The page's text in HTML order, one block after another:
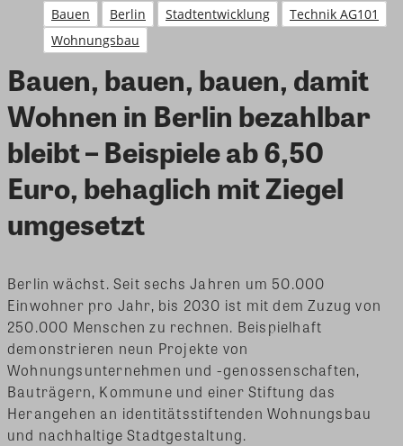
Bauen Berlin Stadtentwicklung
Technik AG101
Wohnungsbau
Bauen, bauen, bauen, damit
Wohnen in Berlin bezahlbar
bleibt – Beispiele ab 6,50
Euro, behaglich mit Ziegel
umgesetzt
Berlin wächst. Seit sechs Jahren um 50.000
Einwohner pro Jahr, bis 2030 ist mit dem Zuzug von
250.000 Menschen zu rechnen. Beispielhaft
demonstrieren neun Projekte von
Wohnungsunternehmen und -genossenschaften,
Bauträgern, Kommune und einer Stiftung das
Herangehen an identitätsstiftenden Wohnungsbau
und nachhaltige Stadtgestaltung.